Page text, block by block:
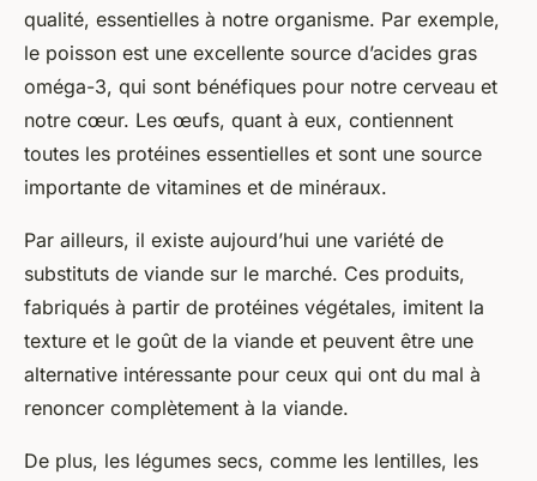
qualité, essentielles à notre organisme. Par exemple,
le poisson est une excellente source d’acides gras
oméga-3, qui sont bénéfiques pour notre cerveau et
notre cœur. Les œufs, quant à eux, contiennent
toutes les protéines essentielles et sont une source
importante de vitamines et de minéraux.
Par ailleurs, il existe aujourd’hui une variété de
substituts de viande sur le marché. Ces produits,
fabriqués à partir de protéines végétales, imitent la
texture et le goût de la viande et peuvent être une
alternative intéressante pour ceux qui ont du mal à
renoncer complètement à la viande.
De plus, les légumes secs, comme les lentilles, les